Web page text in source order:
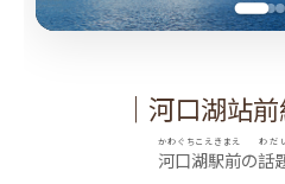
｜河口湖站
河口湖駅前
かわぐちこえきまえ
の話
わだ